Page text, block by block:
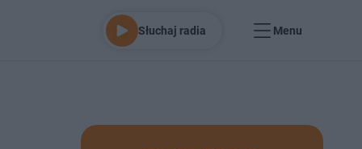
Słuchaj radia Menu